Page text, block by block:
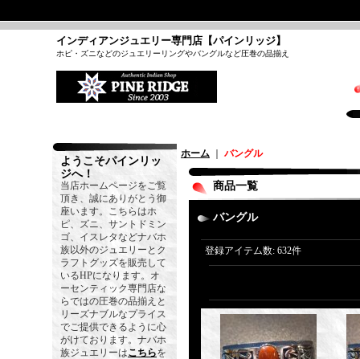
インディアンジュエリー専門店【パインリッジ】
ホピ・ズニなどのジュエリーリングやバングルなど圧巻の品揃え
ようこそパインリッ
ジへ！
当店ホームページをご覧
頂き、誠にありがとう御
座います。こちらはホ
ピ、ズニ、サントドミン
ゴ、イスレタなどナバホ
族以外のジュエリーとク
ラフトグッズを販売して
いるHPになります。オ
ーセンティック専門店な
らではの圧巻の品揃えと
リーズナブルなプライス
でご提供できるように心
がけております。ナバホ
族ジュエリーはこちらを
ホーム バングル
商品一覧
バングル
登録アイテム数: 632件